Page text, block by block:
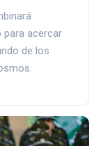
para acercar
de los